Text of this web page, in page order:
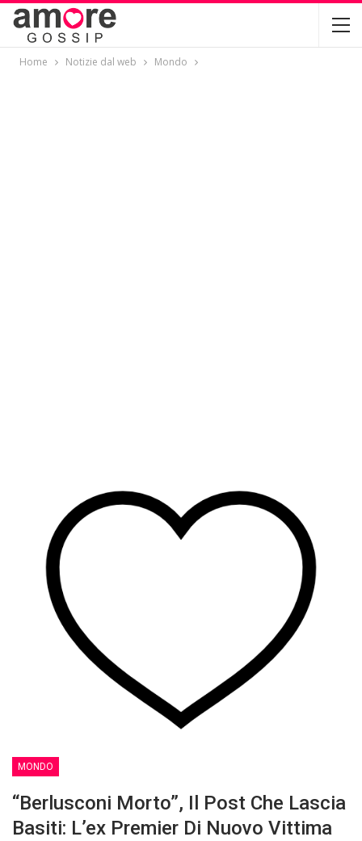
Home Notizie dal web Mondo
MONDO
“Berlusconi Morto”, Il Post Che Lascia
Basiti: L’ex Premier Di Nuovo Vittima